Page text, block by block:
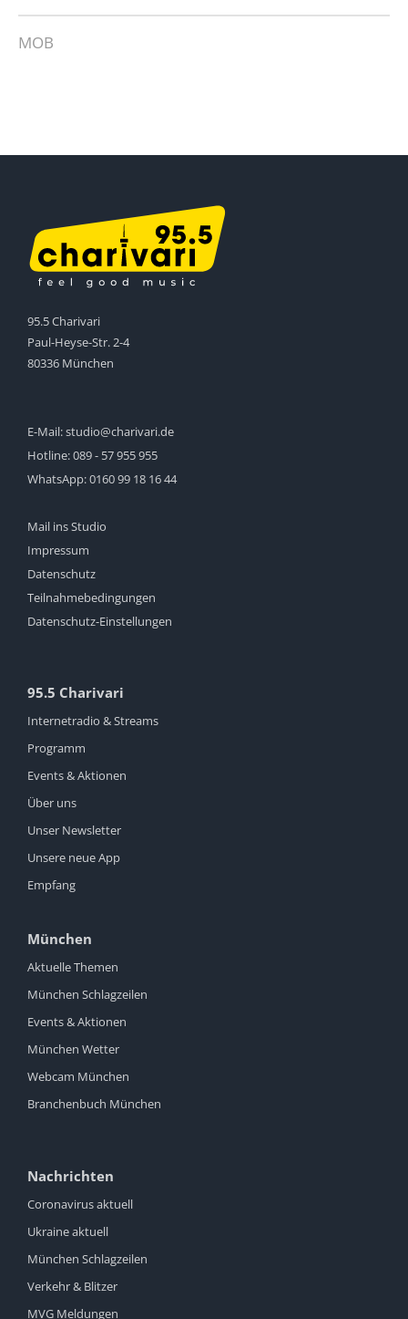
MOB
95.5 Charivari
Paul-Heyse-Str. 2-4
80336 München
E-Mail:studio@charivari.de
Hotline:089 - 57 955 955
WhatsApp:0160 99 18 16 44
Mail ins Studio
Impressum
Datenschutz
Teilnahmebedingungen
Datenschutz-Einstellungen
95.5 Charivari
Internetradio & Streams
Programm
Events & Aktionen
Über uns
Unser Newsletter
Unsere neue App
Empfang
München
Aktuelle Themen
München Schlagzeilen
Events & Aktionen
München Wetter
Webcam München
Branchenbuch München
Nachrichten
Coronavirus aktuell
Ukraine aktuell
München Schlagzeilen
Verkehr & Blitzer
MVG Meldungen